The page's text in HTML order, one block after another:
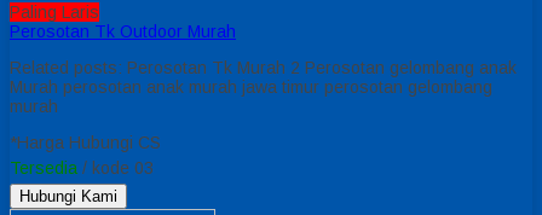
Paling Laris
Perosotan Tk Outdoor Murah
Related posts: Perosotan Tk Murah 2 Perosotan gelombang anak
Murah perosotan anak murah jawa timur perosotan gelombang
murah
*Harga Hubungi CS
Tersedia / kode 03
Hubungi Kami